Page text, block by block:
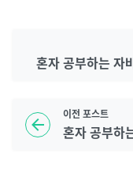
이전 포스트
혼자 공부하
혼자 공부하는